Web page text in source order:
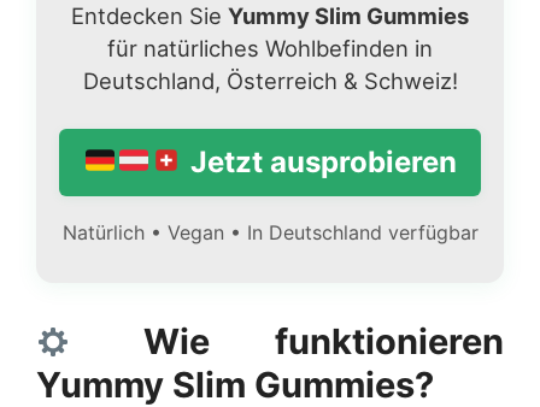
Entdecken Sie Yummy Slim Gummies
für natürliches Wohlbefinden in
Deutschland, Österreich & Schweiz!
Jetzt ausprobieren
Natürlich • Vegan • In Deutschland verfügbar
Wie funktionieren
Yummy Slim Gummies?